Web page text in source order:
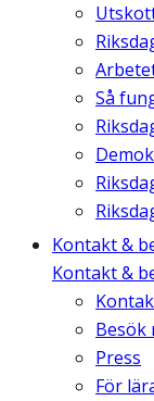
Så
Kontakt &
Kontakt &
Besök
Press
För